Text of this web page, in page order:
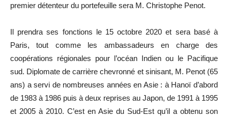
premier détenteur du portefeuille sera M. Christophe Penot.
Il prendra ses fonctions le 15 octobre 2020 et sera basé à
Paris, tout comme les ambassadeurs en charge des
coopérations régionales pour l’océan Indien ou le Pacifique
sud. Diplomate de carrière chevronné et sinisant, M. Penot (65
ans) a servi de nombreuses années en Asie : à Hanoï d’abord
de 1983 à 1986 puis à deux reprises au Japon, de 1991 à 1995
et 2005 à 2010. C’est en Asie du Sud-Est qu’il a obtenu son